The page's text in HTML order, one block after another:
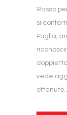
Rosso
si
Puglia,
vede